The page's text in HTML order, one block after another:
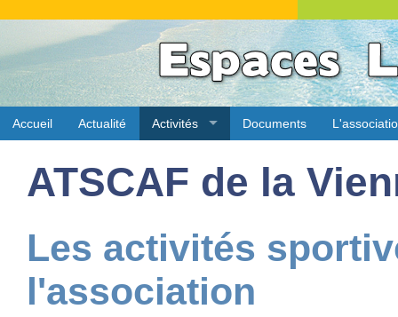
Accueil Actualité Activités Documents
ATSCAF de la
Les activités
l'association